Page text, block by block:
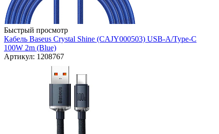
Быстрый просмотр
Кабель Baseus Crystal Shine (CAJY000503) USB-A/Type-C
100W 2m (Blue)
Артикул: 1208767